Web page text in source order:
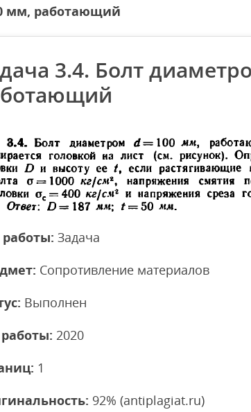
мм, работающий
3.4. Болт
Задача
Сопротивление материалов
Выполнен
2020
1
92% (antiplagiat.ru)